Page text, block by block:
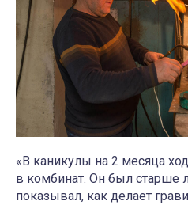
«В каникулы на 2 месяца
в комбинат. Он был старше
показывал, как делает